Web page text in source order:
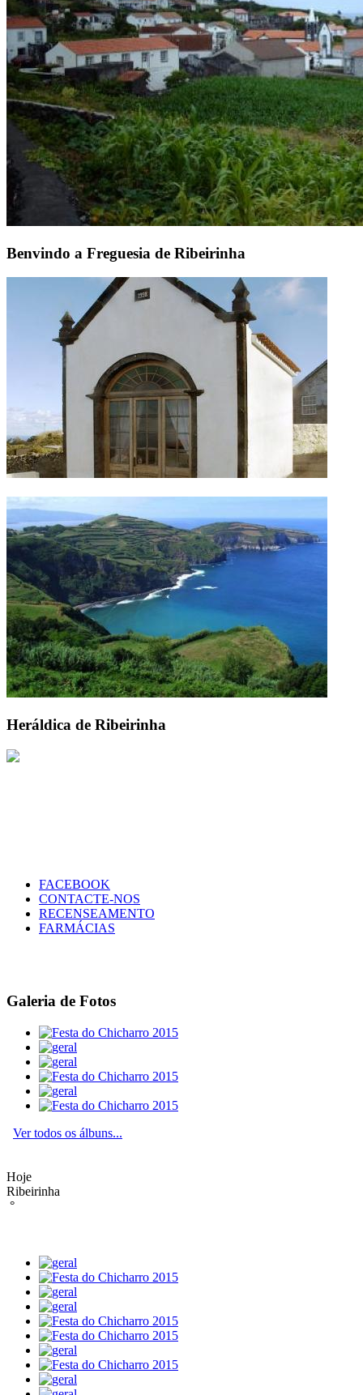
Benvindo a Freguesia de Ribeirinha
Heráldica de Ribeirinha
FACEBOOK
CONTACTE-NOS
RECENSEAMENTO
FARMÁCIAS
Galeria de Fotos
Ver todos os álbuns...
Hoje
Ribeirinha
°